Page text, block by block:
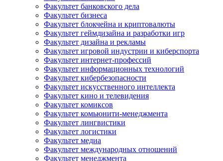
Факультет банковского дела
Факультет бизнеса
Факультет блокчейна и криптовалюты
Факультет геймдизайна и разработки игр
Факультет дизайна и рекламы
Факультет игровой индустрии и киберспорта
Факультет интернет-профессий
Факультет информационных технологий
Факультет кибербезопасности
Факультет искусственного интеллекта
Факультет кино и телевидения
Факультет комиксов
Факультет комьюнити-менеджмента
Факультет лингвистики
Факультет логистики
Факультет медиа
Факультет международных отношений
Факультет менеджмента